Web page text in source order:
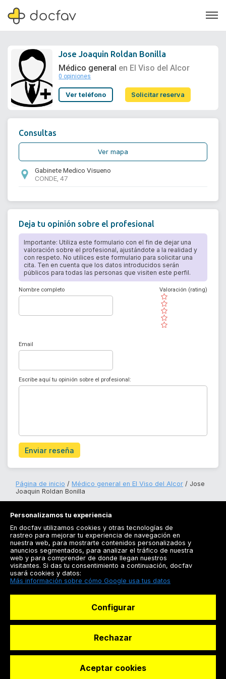
Soporte
Jose Joaquin Roldan Bonilla
Médico general en El Viso del Alcor
0 opiniones
Ver teléfono Solicitar reserva
Consultas
Ver mapa
Gabinete Medico Visueno
CONDE, 47
Deja tu opinión sobre el profesional
Importante: Utiliza este formulario con el fin de dejar una
valoración sobre el profesional, ajustándote a la realidad y
con respeto. No utilices este formulario para solicitar una
cita. Ten en cuenta que los datos introducidos serán
públicos para todas las personas que visiten este perfil.
Nombre completo
( )
( )
( )
( )
( )
Valoración (rating)
Email
Escribe aquí tu opinión sobre el profesional:
Enviar reseña
Página de inicio Médico general en El Viso del Alcor
Jose
Joaquin Roldan Bonilla
Registrarse
Docfav
© Dashboard Technologies S.L
Personalizamos tu experiencia
En docfav utilizamos cookies y otras tecnologías de
rastreo para mejorar tu experiencia de navegación en
nuestra web, para mostrarte contenidos personalizados y
anuncios segmentados, para analizar el tráfico de nuestra
web y para comprender de donde llegan nuestros
visitantes. Si das tu consentimiento a continuación, docfav
usará cookies y datos:
Más información sobre cómo Google usa tus datos
Configurar
Rechazar
Aceptar cookies